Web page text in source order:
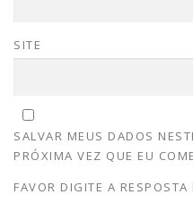
SITE
SALVAR MEUS DADOS
PRÓXIMA VEZ QUE EU
FAVOR DIGITE A